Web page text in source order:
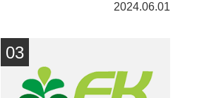
2024.06.01